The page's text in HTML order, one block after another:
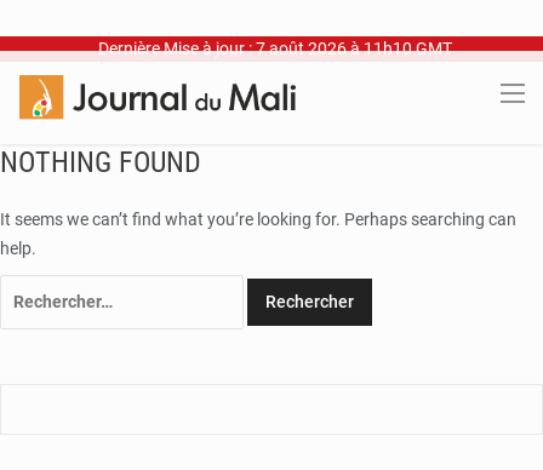
Dernière Mise à jour : 7 août 2026 à 11h10 GMT
NOTHING FOUND
It seems we can’t find what you’re looking for. Perhaps searching can
help.